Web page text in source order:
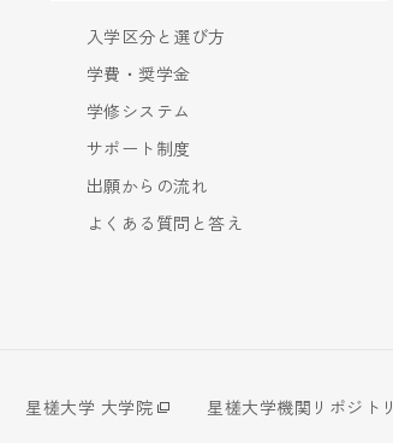
入学区分と選び方
学費・奨学金
学修システム
サポート制度
出願からの流れ
よくある質問と答え
星槎大学 大学院
星槎大学機関リポジトリ